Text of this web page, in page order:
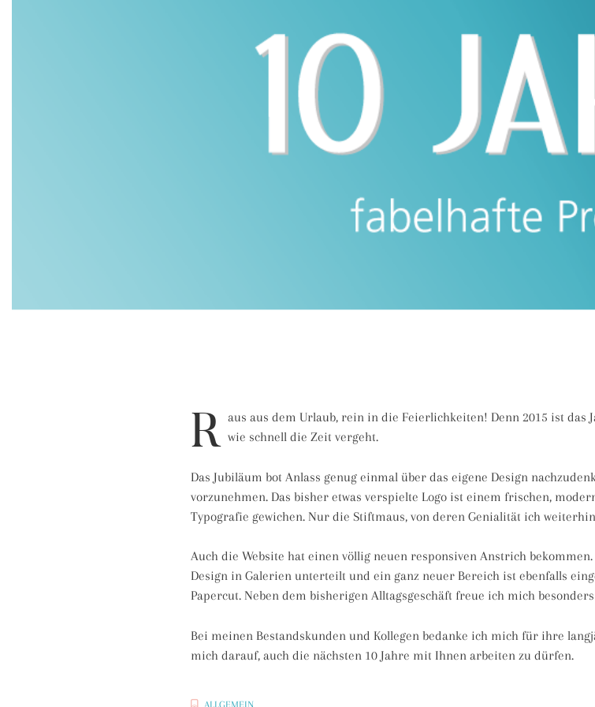
R aus aus dem Urlaub, rein in die Feierlichkeiten! Denn 2015 ist das
wie schnell die Zeit vergeht.
Das Jubiläum bot Anlass genug einmal über das eigene Design
vorzunehmen. Das bisher etwas verspielte Logo ist einem frischen,
Typografie gewichen. Nur die Stiftmaus, von deren Genialität ich
Auch die Website hat einen völlig neuen responsiven Anstrich
Design in Galerien unterteilt und ein ganz neuer Bereich ist ebenfalls
Papercut. Neben dem bisherigen Alltagsgeschäft freue ich mich
Bei meinen Bestandskunden und Kollegen bedanke ich mich für ihre
mich darauf, auch die nächsten 10 Jahre mit Ihnen arbeiten zu dürfen.